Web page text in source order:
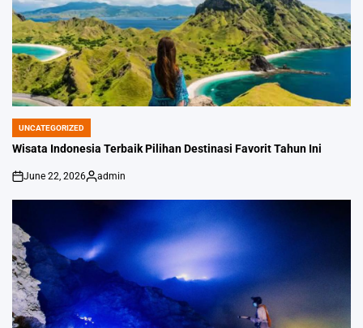
POSTED
IN
UNCATEGORIZED
Wisata Indonesia Terbaik Pilihan Destinasi Favorit Tahun Ini
on
June 22, 2026
Posted
admin